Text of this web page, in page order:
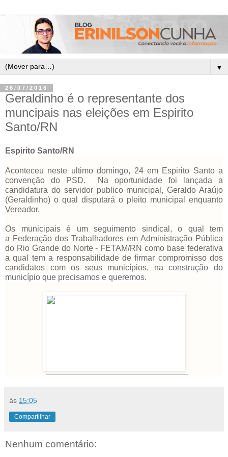
▼
26/07/2016
Geraldinho é o representante dos
muncipais nas eleições em Espirito
Santo/RN
Espirito Santo/RN
Aconteceu neste ultimo domingo, 24 em Espirito Santo a
convenção do PSD. Na oportunidade foi lançada a
candidatura do servidor publico municipal, Geraldo Araújo
(Geraldinho) o qual disputará o pleito municipal enquanto
Vereador.
Os municipais é um seguimento sindical, o qual tem
a Federação dos Trabalhadores em Administração Pública
do Rio Grande do Norte - FETAM/RN como base federativa
a qual tem a responsabilidade de firmar compromisso dos
candidatos com os seus municípios, naconstrução do
município que precisamos e queremos.
às 15:05
Compartilhar
Nenhum comentário: